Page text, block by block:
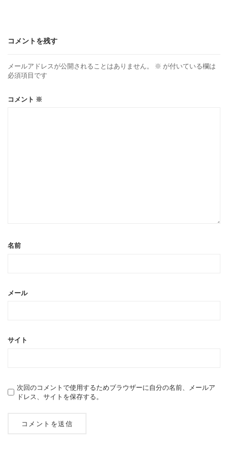
コメントを残す
メールアドレスが公開されることはありません。 ※ が付いている欄は
必須項目です
コメント ※
名前
メール
サイト
次回のコメントで使用するためブラウザーに自分の名前、メールア
ドレス、サイトを保存する。